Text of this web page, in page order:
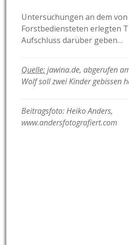
Untersuchungen an dem
Forstbediensteten erlegten
Aufschluss darüber geben…
Quelle:jawina.de, abgerufen
Wolf soll zwei Kinder gebissen
Beitragsfoto: Heiko Anders,
www.andersfotografiert.com